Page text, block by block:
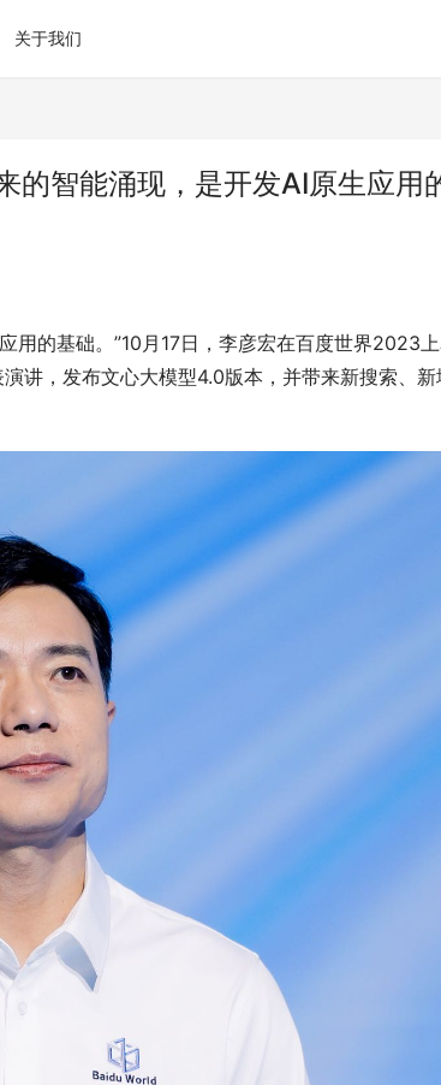
关于我们
的智能涌现，是开发AI原生应用
用的基础。”10月17日，李彦宏在百度世界2023
讲，发布文心大模型4.0版本，并带来新搜索、新